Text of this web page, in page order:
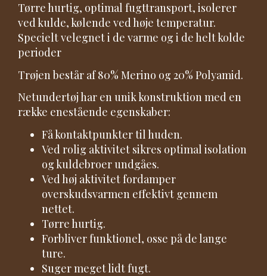
Tørre hurtig, optimal fugttransport, isolerer
ved kulde, kølende ved høje temperatur.
Specielt velegnet i de varme og i de helt kolde
perioder
Trøjen består af 80% Merino og 20% Polyamid.
Netundertøj har en unik konstruktion med en
række enestående egenskaber:
Få kontaktpunkter til huden.
Ved rolig aktivitet sikres optimal isolation
og kuldebroer undgåes.
Ved høj aktivitet fordamper
overskudsvarmen effektivt gennem
nettet.
Tørre hurtig.
Forbliver funktionel, osse på de lange
ture.
Suger meget lidt fugt.